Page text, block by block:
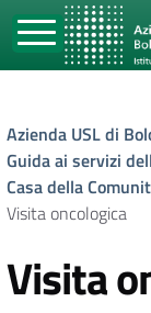
Azienda USL di
Guida ai servizi
Casa della
Visita oncologica
Visita